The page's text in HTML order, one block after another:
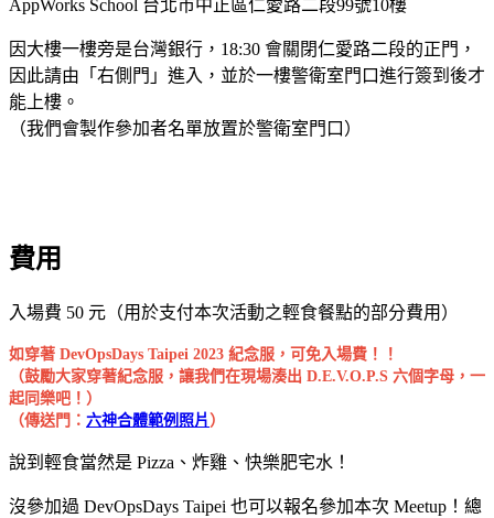
AppWorks School 台北市中正區仁愛路二段99號10樓
因大樓一樓旁是台灣銀行，18:30 會關閉仁愛路二段的正門，
因此請由「右側門」進入，並於一樓警衛室門口進行簽到後才
能上樓。
（我們會製作參加者名單放置於警衛室門口）
費用
入場費 50 元（用於支付本次活動之輕食餐點的部分費用）
如穿著 DevOpsDays Taipei 2023 紀念服，可免入場費！！
（鼓勵大家穿著紀念服，讓我們在現場湊出 D.E.V.O.P.S 六個字母，一
起同樂吧！）
（傳送門： 六神合體範例照片 ）
說到輕食當然是 Pizza、炸雞、快樂肥宅水！
沒參加過 DevOpsDays Taipei 也可以報名參加本次 Meetup！總